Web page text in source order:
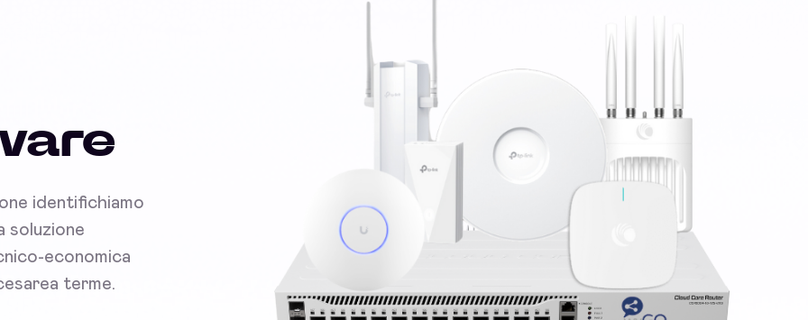
identifichiamo
soluzione
economica
terme.